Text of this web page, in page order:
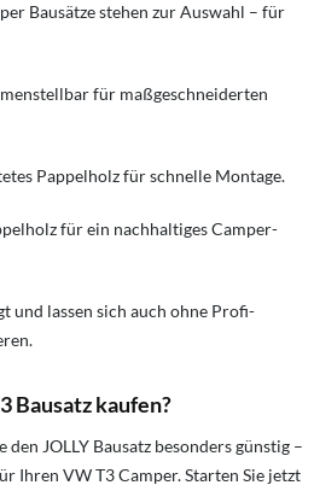
Bausätze stehen zur Auswahl – für
für maßgeschneiderten
Pappelholz für schnelle Montage.
für ein nachhaltiges Camper-
und lassen sich auch ohne Profi-
Bausatz kaufen?
den JOLLY Bausatz besonders günstig –
Ihren VW T3 Camper. Starten Sie jetzt